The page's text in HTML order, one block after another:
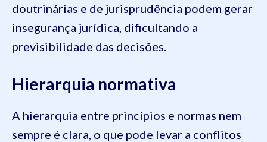
doutrinárias e de jurisprudência podem gerar
insegurança jurídica, dificultando a
previsibilidade das decisões.
Hierarquia normativa
A hierarquia entre princípios e normas nem
sempre é clara, o que pode levar a conflitos